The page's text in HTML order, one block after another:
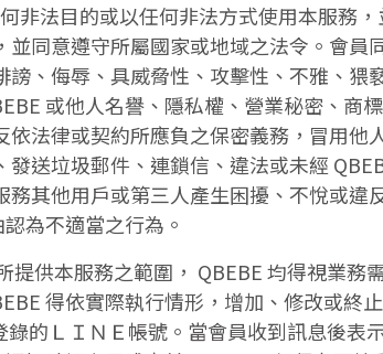
非法目的或以任何非法方式使用本服務
並同意遵守所屬國家或地域之法令。會
謗、侮辱、具威脅性、攻擊性、不雅、
或他人名譽、隱私權、營業秘密、
依法律或契約所應負之保密義務，冒用
發送垃圾郵件、連鎖信、違法或未經
務其他用戶或第三人產生困擾、不悅或
為不適當之行為。
提供本服務之範圍， QBEBE 均得視業
得依實際執行情形，增加、修改或終
的ＬＩＮＥ帳號。當會員收到訊息後表